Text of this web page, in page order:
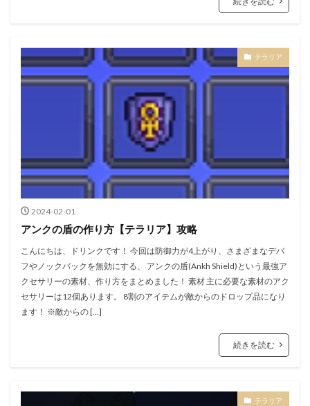
テラリア
2024-02-01
アンクの盾の作り方【テラリア】攻略
こんにちは、ドリンクです！ 今回は防御力が4上がり、さまざまなデバ
フやノックバックを無効にする、 アンクの盾(Ankh Shield)という最強ア
クセサリーの素材、作り方をまとめました！ 素材 主に必要な素材のアク
セサリーは12個あります。 8割のアイテムが敵からのドロップ品になり
ます！ ※敵からの […]
続きを読む
テラリア